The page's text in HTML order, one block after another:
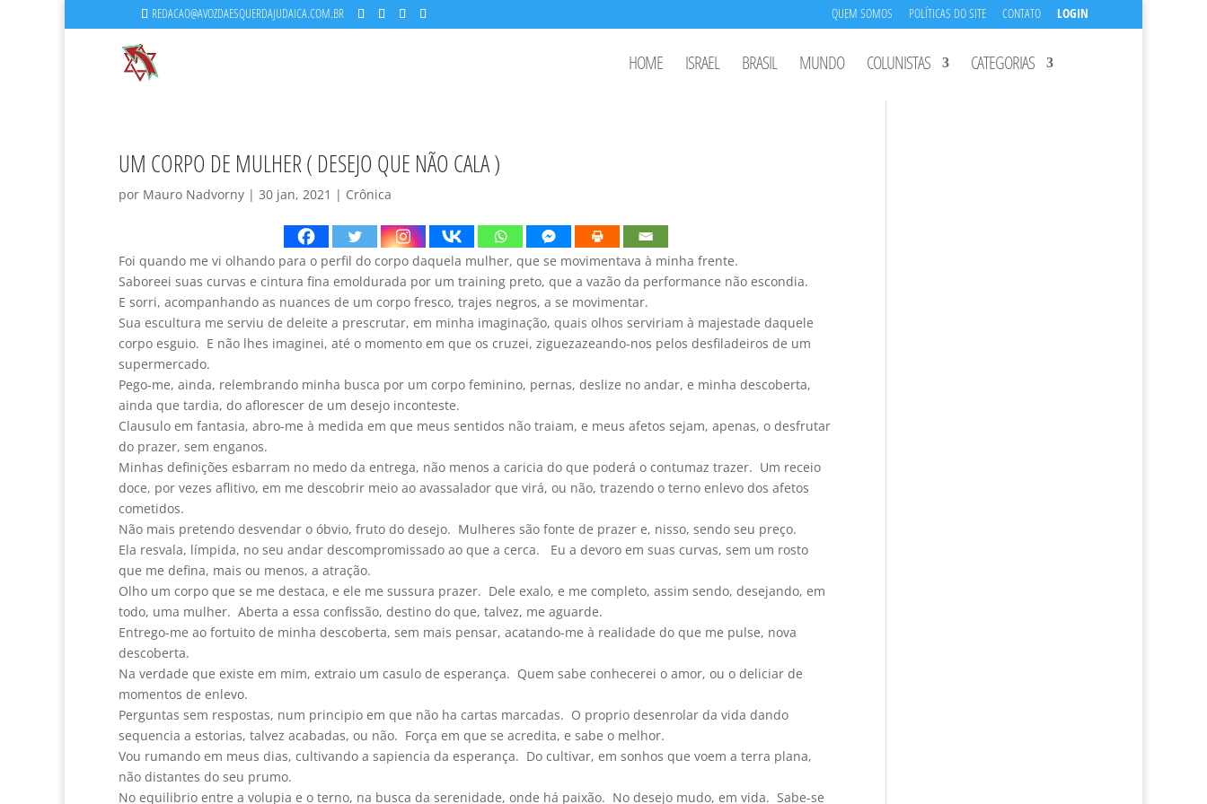
REDACAO@AVOZDAESQUERDAJUDAICA.COM.BR QUEM SOMOS POLÍTICAS DO SITE CONTATO LOGIN
HOME ISRAEL BRASIL MUNDO COLUNISTAS CATEGORIAS
UM CORPO DE MULHER ( DESEJO QUE NÃO CALA )
por Mauro Nadvorny | 30 jan, 2021 | Crônica
Foi quando me vi olhando para o perfil do corpo daquela mulher, que se movimentava à minha frente.
Saboreei suas curvas e cintura fina emoldurada por um training preto, que a vazão da performance não escondia.
E sorri, acompanhando as nuances de um corpo fresco, trajes negros, a se movimentar.
Sua escultura me serviu de deleite a prescrutar, em minha imaginação, quais olhos serviriam à majestade daquele
corpo esguio. E não lhes imaginei, até o momento em que os cruzei, ziguezazeando-nos pelos desfiladeiros de um
supermercado.
Pego-me, ainda, relembrando minha busca por um corpo feminino, pernas, deslize no andar, e minha descoberta,
ainda que tardia, do aflorescer de um desejo inconteste.
Clausulo em fantasia, abro-me à medida em que meus sentidos não traiam, e meus afetos sejam, apenas, o desfrutar
do prazer, sem enganos.
Minhas definições esbarram no medo da entrega, não menos a caricia do que poderá o contumaz trazer. Um receio
doce, por vezes aflitivo, em me descobrir meio ao avassalador que virá, ou não, trazendo o terno enlevo dos afetos
cometidos.
Não mais pretendo desvendar o óbvio, fruto do desejo. Mulheres são fonte de prazer e, nisso, sendo seu preço.
Ela resvala, límpida, no seu andar descompromissado ao que a cerca. Eu a devoro em suas curvas, sem um rosto
que me defina, mais ou menos, a atração.
Olho um corpo que se me destaca, e ele me sussura prazer. Dele exalo, e me completo, assim sendo, desejando, em
todo, uma mulher. Aberta a essa confissão, destino do que, talvez, me aguarde.
Entrego-me ao fortuito de minha descoberta, sem mais pensar, acatando-me à realidade do que me pulse, nova
descoberta.
Na verdade que existe em mim, extraio um casulo de esperança. Quem sabe conhecerei o amor, ou o deliciar de
momentos de enlevo.
Perguntas sem respostas, num principio em que não ha cartas marcadas. O proprio desenrolar da vida dando
sequencia a estorias, talvez acabadas, ou não. Força em que se acredita, e sabe o melhor.
Vou rumando em meus dias, cultivando a sapiencia da esperança. Do cultivar, em sonhos que voem a terra plana,
não distantes do seu prumo.
No equilibrio entre a volupia e o terno, na busca da serenidade, onde há paixão. No desejo mudo, em vida. Sabe-se